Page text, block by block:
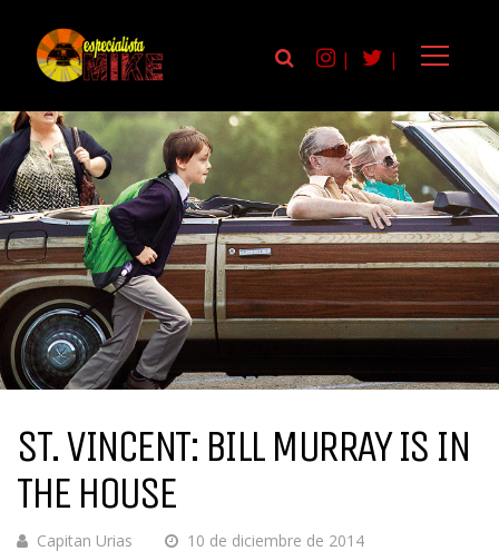
| |
ST. VINCENT: BILL MURRAY IS IN
THE HOUSE
Capitan Urias 10 de diciembre de 2014